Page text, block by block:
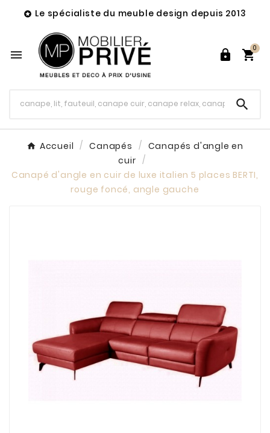
 Le spécialiste du meuble design depuis 2013
  
0

Accueil Canapés
Canapés d'angle en
cuir
Canapé d'angle en cuir de luxe italien 5 places BERTI,
rouge foncé, angle gauche